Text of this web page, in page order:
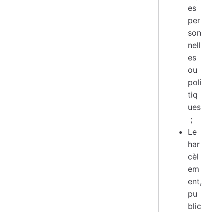
es
per
son
nell
es
ou
poli
tiq
ues
;
Le
har
cèl
em
ent,
pu
blic